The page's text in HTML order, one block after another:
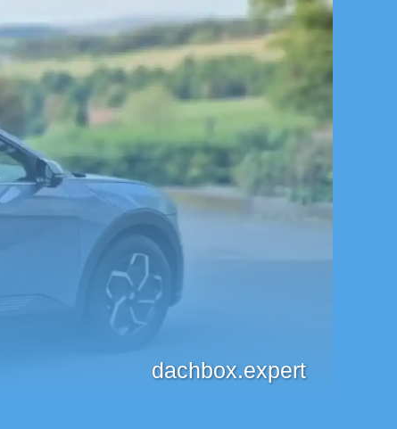
dachbox.expert